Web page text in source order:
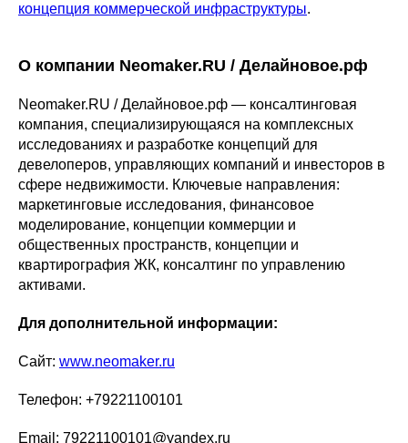
концепция коммерческой инфраструктуры.
О компании Neomaker.RU / Делайновое.рф
Neomaker.RU / Делайновое.рф — консалтинговая
компания, специализирующаяся на комплексных
исследованиях и разработке концепций для
девелоперов, управляющих компаний и инвесторов в
сфере недвижимости. Ключевые направления:
маркетинговые исследования, финансовое
моделирование, концепции коммерции и
общественных пространств, концепции и
квартирография ЖК, консалтинг по управлению
активами.
Для дополнительной информации:
Сайт: www.neomaker.ru
Телефон: +79221100101
Email: 79221100101@yandex.ru